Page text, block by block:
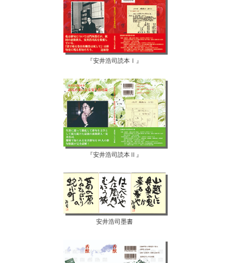
『安井浩司読本Ⅰ』
『安井浩司読本Ⅱ』
安井浩司墨書